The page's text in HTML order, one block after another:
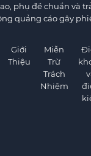
phụ đề chuẩn và
quảng cáo gây
Giới
Thiệu
Miễn
Trừ
Trách
Nhiệm